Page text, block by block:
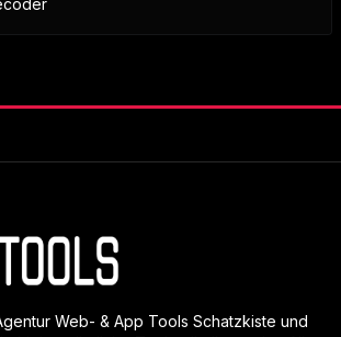
Web- & App Tools Schatzkiste und